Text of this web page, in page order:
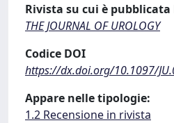
Rivista su cui è pubblicata
THE JOURNAL OF UROLOGY
Codice DOI
https://dx.doi.org/10.1097/
Appare nelle tipologie:
1.2 Recensione in rivista